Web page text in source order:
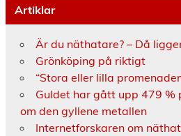
Artiklar
Är du näthatare? – Då
Grönköping på riktigt
“Stora eller lilla
Guldet har gått upp 479 %
om den gyllene metallen
Internetforskaren om